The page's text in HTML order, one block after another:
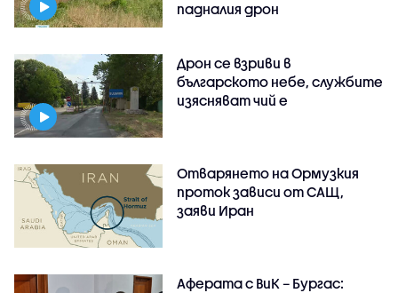
падналия дрон
Дрон се взриви в
българското небе, службите
изясняват чий е
Отварянето на Ормузкия
проток зависи от САЩ,
заяви Иран
Аферата с ВиК – Бургас: